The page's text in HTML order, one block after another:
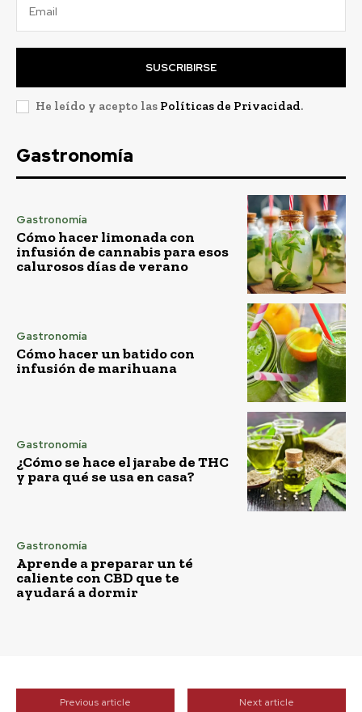
SUSCRIBIRSE
He leído y acepto las Políticas de Privacidad.
Gastronomía
Gastronomía
Cómo hacer limonada con
infusión de cannabis para esos
calurosos días de verano
Gastronomía
Cómo hacer un batido con
infusión de marihuana
Gastronomía
¿Cómo se hace el jarabe de THC
y para qué se usa en casa?
Gastronomía
Aprende a preparar un té
caliente con CBD que te
ayudará a dormir
Previous article Next article